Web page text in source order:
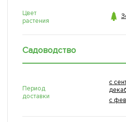
Цвет
растения

Садоводство
Период
доставки
с
с